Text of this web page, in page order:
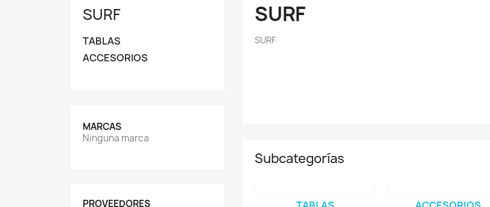
SURF
TABLAS
ACCESORIOS
MARCAS
Ninguna marca
PROVEEDORES
SURF
SURF
Subcategorías